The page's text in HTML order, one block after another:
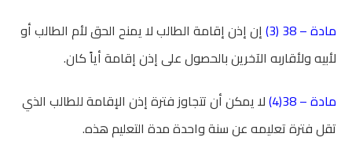
مادة – 38
(3) إن إذن إقامة الطالب لا يمنح الحق لأم الطالب أو
لأبيه ولأقاربه الآخرين بالحصول على إذن إقامة أياً كان.
مادة – 38
(4) لا يمكن أن تتجاوز فترة إذن الإقامة للطالب الذي
تقل فترة تعليمه عن سنة واحدة مدة التعليم هذه.